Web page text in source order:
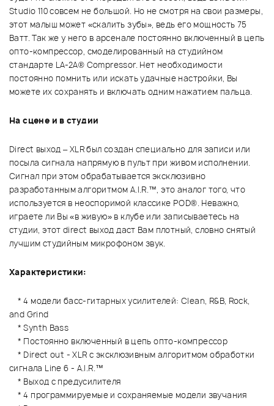
Studio 110 совсем не большой. Но не смотря на свои размеры,
этот малыш может «скалить зубы», ведь его мощность 75
Ватт. Так же у него в арсенале постоянно включенный в цепь
опто-компрессор, смоделированный на студийном
стандарте LA-2A® Compressor. Нет необходимости
постоянно помнить или искать удачные настройки, Вы
можете их сохранять и включать одним нажатием пальца.
На сцене и в студии
Direct выход – XLR был создан специально для записи или
посыла сигнала напрямую в пульт при живом исполнении.
Сигнал при этом обрабатывается эксклюзивно
разработанным алгоритмом A.I.R.™, это аналог того, что
используется в неоспоримой классике POD®. Неважно,
играете ли Вы «в живую» в клубе или записываетесь на
студии, этот direct выход даст Вам плотный, словно снятый
лучшим студийным микрофоном звук.
Характеристики:
* 4 модели басс-гитарных усилителей: Clean, R&B, Rock,
and Grind
* Synth Bass
* Постоянно включенный в цепь опто-компрессор
* Direct out - XLR с эксклюзивным алгоритмом обработки
сигнала Line 6 - A.I.R.™
* Выход с предусилителя
* 4 программируемые и сохраняемые модели звучания